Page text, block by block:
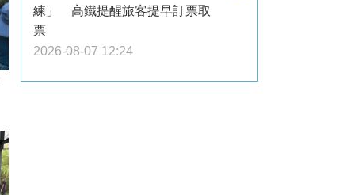
練」 高鐵提醒旅客提早訂票取
票
2026-08-07 12:24